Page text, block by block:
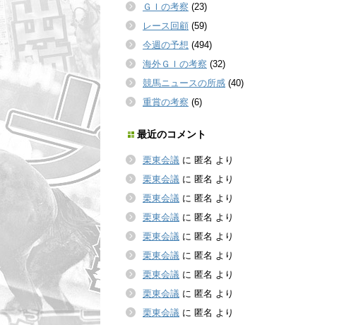
ＧＩの考察 (23)
レース回顧 (59)
今週の予想 (494)
海外ＧＩの考察 (32)
競馬ニュースの所感 (40)
重賞の考察 (6)
最近のコメント
栗東会議 に 匿名 より
栗東会議 に 匿名 より
栗東会議 に 匿名 より
栗東会議 に 匿名 より
栗東会議 に 匿名 より
栗東会議 に 匿名 より
栗東会議 に 匿名 より
栗東会議 に 匿名 より
栗東会議 に 匿名 より